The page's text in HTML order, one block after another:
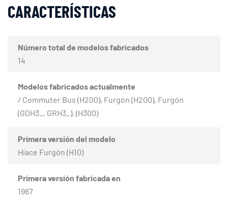
CARACTERÍSTICAS
Número total de modelos fabricados
14
Modelos fabricados actualmente
/ Commuter Bus (H200), Furgón (H200), Furgón
(GDH3_, GRH3_), (H300)
Primera versión del modelo
Hiace Furgón (H10)
Primera versión fabricada en
1967